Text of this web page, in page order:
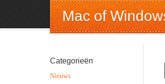
Mac of
Categorieën
Nieuws